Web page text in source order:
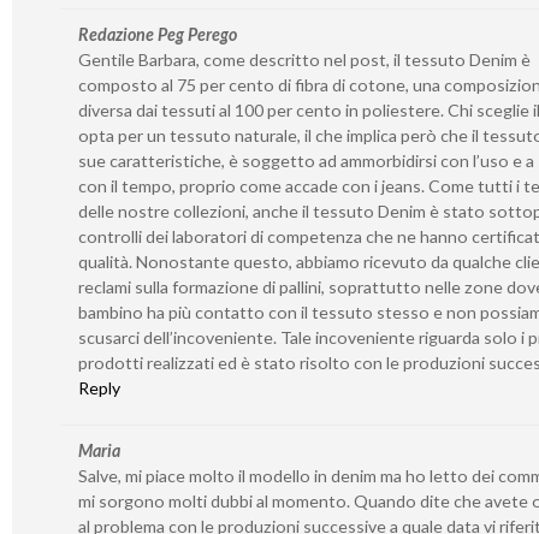
Redazione Peg Perego
Gentile Barbara, come descritto nel post, il tessuto Denim è
composto al 75 per cento di fibra di cotone, una
diversa dai tessuti al 100 per cento in poliestere. Chi sceglie
opta per un tessuto naturale, il che implica però che il
sue caratteristiche, è soggetto ad ammorbidirsi con l’uso e a
con il tempo, proprio come accade con i jeans. Come tutti i
delle nostre collezioni, anche il tessuto Denim è stato
controlli dei laboratori di competenza che ne hanno
qualità. Nonostante questo, abbiamo ricevuto da qualche
reclami sulla formazione di pallini, soprattutto nelle zone
bambino ha più contatto con il tessuto stesso e non
scusarci dell’incoveniente. Tale incoveniente riguarda solo i
prodotti realizzati ed è stato risolto con le produzioni
Reply
Maria
Salve, mi piace molto il modello in denim ma ho letto dei
mi sorgono molti dubbi al momento. Quando dite che avete
al problema con le produzioni successive a quale data vi